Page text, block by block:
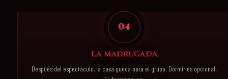
04
La madrugada
Después del espectáculo, la casa queda para el grupo. Dormir es opcional.